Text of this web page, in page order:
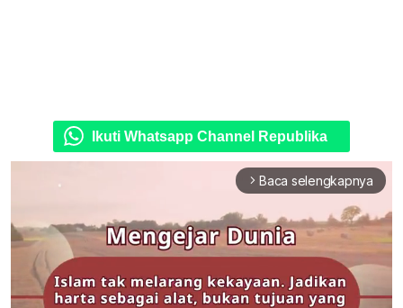
Ikuti Whatsapp Channel Republika
arrow_forward_ios Baca selengkapnya